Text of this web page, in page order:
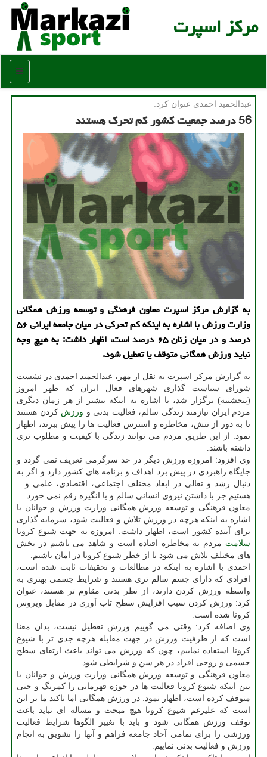
مركز اسپرت
منو
عبدالحمید احمدی عنوان كرد:
56 درصد جمعیت كشور كم تحرك هستند
به گزارش مركز اسپرت معاون فرهنگی و توسعه ورزش همگانی
وزارت ورزش با اشاره به اینكه كم تحركی در میان جامعه ایرانی ۵۶
درصد و در میان زنان ۶۵ درصد است، اظهار داشت: به هیچ وجه
نباید ورزش همگانی متوقف یا تعطیل شود.
به گزارش مرکز اسپرت به نقل از مهر، عبدالحمید احمدی در نشست
شورای سیاست گذاری شهرهای فعال ایران که ظهر امروز
(پنجشنبه) برگزار شد، با اشاره به اینکه بیشتر از هر زمان دیگری
مردم ایران نیازمند زندگی سالم، فعالیت بدنی و ورزش کردن هستند
تا به دور از تنش، مخاطره و استرس فعالیت ها را پیش ببرند، اظهار
نمود: از این طریق مردم می توانند زندگی با کیفیت و مطلوب تری
داشته باشند.
وی افزود: امروزه ورزش دیگر در حد سرگرمی تعریف نمی گردد و
جایگاه راهبردی در پیش برد اهداف و برنامه های کشور دارد و اگر به
دنبال رشد و تعالی در ابعاد مختلف اجتماعی، اقتصادی، علمی و…
هستیم جز با داشتن نیروی انسانی سالم و با انگیزه رقم نمی خورد.
معاون فرهنگی و توسعه ورزش همگانی وزارت ورزش و جوانان با
اشاره به اینکه هرچه در ورزش تلاش و فعالیت شود، سرمایه گذاری
برای آینده کشور است، اظهار داشت: امروزه به جهت شیوع کرونا
سلامت مردم به مخاطره افتاده است و شاهد می باشیم در بخش
های مختلف تلاش می شود تا از خطر شیوع کرونا در امان باشیم.
احمدی با اشاره به اینکه در مطالعات و تحقیقات ثابت شده است،
افرادی که دارای جسم سالم تری هستند و شرایط جسمی بهتری به
واسطه ورزش کردن دارند، از نظر بدنی مقاوم تر هستند، عنوان
کرد: ورزش کردن سبب افزایش سطح تاب آوری در مقابل ویروس
کرونا شده است.
وی اضافه کرد: وقتی می گوییم ورزش تعطیل نیست، بدان معنا
است که از ظرفیت ورزش در جهت مقابله هرچه جدی تر با شیوع
کرونا استفاده نماییم، چون که ورزش می تواند باعث ارتقای سطح
جسمی و روحی افراد در هر سن و شرایطی شود.
معاون فرهنگی و توسعه ورزش همگانی وزارت ورزش و جوانان با
بین اینکه شیوع کرونا فعالیت ها در حوزه قهرمانی را کمرنگ و حتی
متوقف کرده است، اظهار نمود: در ورزش همگانی اما تاکید ما بر این
است که علیرغم شیوع کرونا هیچ مبحث و مساله ای نباید باعث
توقف ورزش همگانی شود و باید با تغییر الگوها شرایط فعالیت
ورزشی را برای تمامی آحاد جامعه فراهم و آنها را تشویق به انجام
ورزش و فعالیت بدنی نماییم.